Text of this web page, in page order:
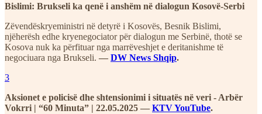
Bislimi: Brukseli ka qenë i anshëm në dialogun Kosovë-Serbi
Zëvendëskryeministri në detyrë i Kosovës, Besnik Bislimi,
njëherësh edhe kryenegociator për dialogun me Serbinë, thotë se
Kosova nuk ka përfituar nga marrëveshjet e deritanishme të
negociuara nga Brukseli. — DW News Shqip.
3
Aksionet e policisë dhe shtensionimi i situatës në veri - Arbër
Vokrri | “60 Minuta” | 22.05.2025 — KTV YouTube.